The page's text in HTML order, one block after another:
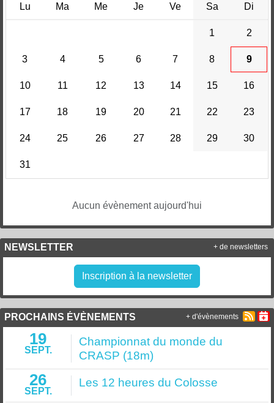
Lu Ma Me Je Ve Sa Di
1 2
3 4 5 6 7 8 9
10 11 12 13 14 15 16
17 18 19 20 21 22 23
24 25 26 27 28 29 30
31
Aucun évènement aujourd'hui
NEWSLETTER
Inscription à la newsletter
+ de newsletters
PROCHAINS ÉVÈNEMENTS
19
SEPT.
Championnat du monde du
CRASP (18m)
26
SEPT.
Les 12 heures du Colosse
+ d'évènements